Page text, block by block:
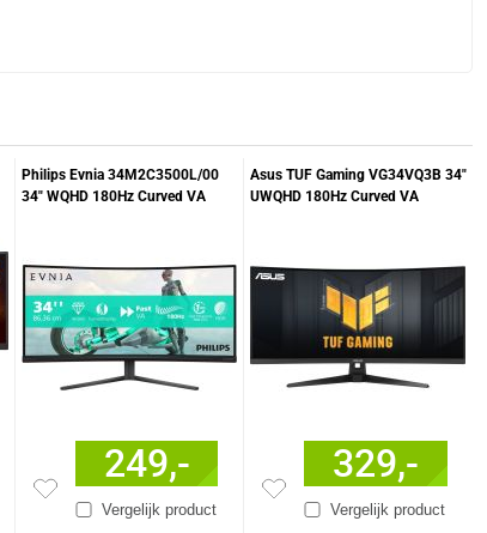
Philips Evnia 34M2C3500L/00
34" WQHD 180Hz Curved VA
Vergelijk product
249,-
Asus TUF Gaming VG34VQ3B 34"
UWQHD 180Hz Curved VA
Vergelijk product
329,-